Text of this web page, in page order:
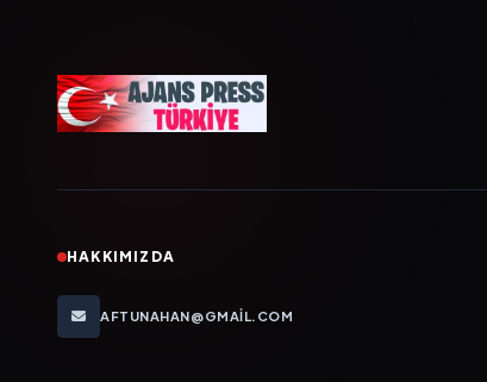
HAKKIMIZDA
AFTUNAHAN@GMAIL.COM